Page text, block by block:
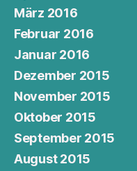
März 2016
Februar 2016
Januar 2016
Dezember 2015
November 2015
Oktober 2015
September 2015
August 2015